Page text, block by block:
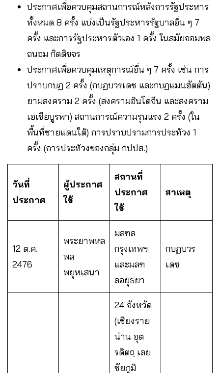
ประกาศเพื่อควบคุมสถานการณ์หลังการรัฐประหาร
ทั้งหมด 8 ครั้ง แบ่งเป็นรัฐประหารรัฐบาลอื่น ๆ 7
ครั้ง และการรัฐประหารตัวเอง 1 ครั้ง ในสมัยจอมพล
ถนอม กิตติขจร
ประกาศเพื่อควบคุมเหตุการณ์อื่น ๆ 7 ครั้ง เช่น การ
ปราบกบฏ 2 ครั้ง (กบฏบวรเดช และกบฏแมนฮัตตัน)
ยามสงคราม 2 ครั้ง (สงครามอินโดจีน และสงคราม
เอเชียบูรพา) สถานการณ์ความรุนแรง 2 ครั้ง (ใน
พื้นที่ชายแดนใต้) การปราบปรามการประท้วง 1
ครั้ง (การประท้วงของกลุ่ม กปปส.)
วันที่
ประกาศ
ผู้ประกาศ
ใช้
สถานที่
ประกาศ
ใช้
สาเหตุ
12 ต.ค.
2476
พระยาพหล
พล
พยุหเสนา
มลฑล
กรุงเทพฯ
และมลฑ
ลอยุธยา
กบฏบวร
เดช
24 จังหวัด
(เชียงราย
น่าน อุต
รดิตถฺ เลย
ชัยภูมิ